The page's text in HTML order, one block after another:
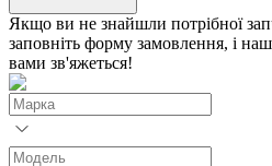
Якщо ви не знайшли потрібної
заповніть форму замовлення, і
вами зв'яжеться!